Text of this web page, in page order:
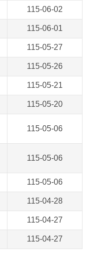
115-06-02
115-06-01
115-05-27
115-05-26
115-05-21
115-05-20
115-05-06
115-05-06
115-05-06
115-04-28
115-04-27
115-04-27